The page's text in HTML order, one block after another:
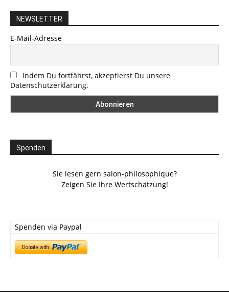
NEWSLETTER
E-Mail-Adresse
Indem Du fortfährst, akzeptierst Du unsere
Datenschutzerklärung.
Spenden
Sie lesen gern salon-philosophique?
Zeigen Sie Ihre Wertschätzung!
Spenden via Paypal